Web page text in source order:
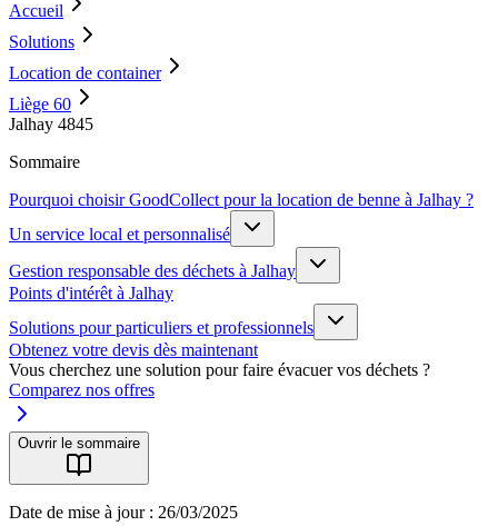
Accueil
Solutions
Location de container
Liège 60
Jalhay 4845
Sommaire
Pourquoi choisir GoodCollect pour la location de benne à Jalhay ?
Un service local et personnalisé
Gestion responsable des déchets à Jalhay
Points d'intérêt à Jalhay
Solutions pour particuliers et professionnels
Obtenez votre devis dès maintenant
Vous cherchez une solution pour faire évacuer vos déchets ?
Comparez nos offres
Ouvrir le sommaire
Date de mise à jour : 26/03/2025